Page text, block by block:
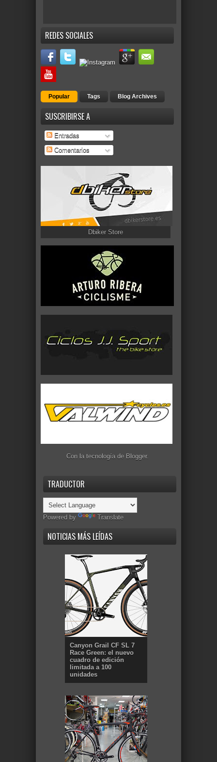
REDES SOCIALES
Popular Tags Blog Archives
SUSCRIBIRSE A
Entradas
Comentarios
Dbiker Store
Con la tecnología de Blogger.
TRADUCTOR
Powered by Translate
NOTICIAS MÁS LEÍDAS
Canyon Grail CF SL 7
Race Green: el nuevo
cuadro de edición
limitada a 100
unidades